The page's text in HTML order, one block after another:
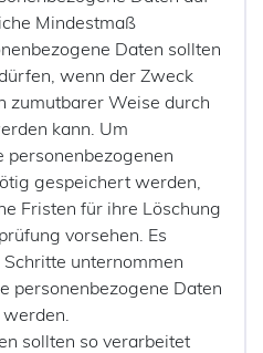
Mindestmaß
Daten sollten
wenn der Zweck
zumutbarer Weise durch
kann. Um
personenbezogenen
gespeichert werden,
Fristen für ihre Löschung
vorsehen. Es
unternommen
personenbezogene Daten
sollten so verarbeitet